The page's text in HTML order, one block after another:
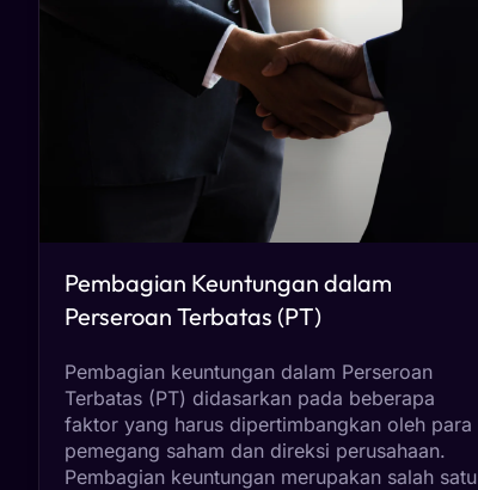
Pembagian Keuntungan dalam
Perseroan Terbatas (PT)
Pembagian keuntungan dalam Perseroan
Terbatas (PT) didasarkan pada beberapa
faktor yang harus dipertimbangkan oleh para
pemegang saham dan direksi perusahaan.
Pembagian keuntungan merupakan salah satu